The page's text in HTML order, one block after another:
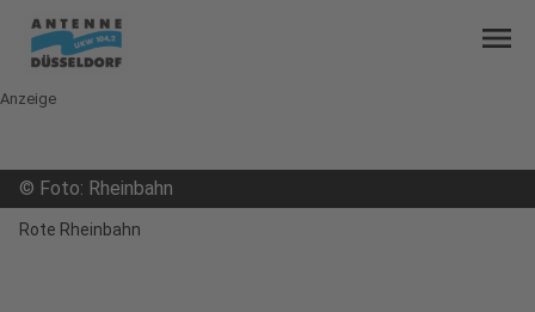
menu
Anzeige
© Foto: Rheinbahn
Rote Rheinbahn